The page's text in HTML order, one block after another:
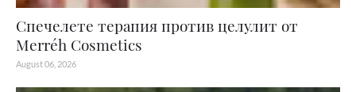
Спечелете терапия против целулит от
Merréh Cosmetics
August 06, 2026